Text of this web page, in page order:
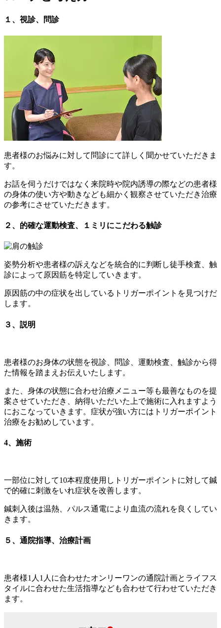
１、視診、問診
患者様のお悩みに対して問診にて詳しく聞かせていただきま
す。
お話を伺うだけではなく来院時や院内誘導の際などの患者様
の身体の使い方や動きなども細かく観察させていただき治療
の参考にさせていただきます。
２、的確な運動検査、１ミリにこだわる触診
姿勢分析や患者様の訴えなどを統合的に判断し徒手検査、触
診によって原因筋を特定していきます。
原因筋の中の症状を出しているトリガーポイントを見つけだ
します。
３、説明
患者様のお身体の状態を視診、問診、運動検査、触診から得
た情報を踏まえお伝えいたします。
また、身体の状態に合わせ治療メニュー等も最善なものを提
案させていただき、納得いただいた上で施術に入れますよう
におこなっていきます。症状が強い方にはトリガーポイント
治療をお勧めしています。
4、施術
一部位に対して10本程度使用しトリガーポイントに対して鍼
で的確に刺激をいれ症状を改善します。
鍼刺入後は温熱、パルス通電により血流の流れを良くしてい
きます。
５、通院指導、治療計画
患者様1人1人に合わせたオンリーワンの通院計画とライフス
タイルに合わせた生活指導なども合わせて行わせていただき
ます。